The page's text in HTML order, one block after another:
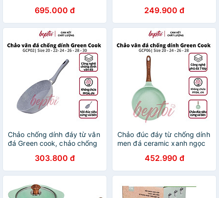
1.2L-Hàng chính hãng
695.000 đ 249.900 đ
Chảo chống dính đáy từ vân
đá Green cook, chảo chống
303.800 đ
Chảo đúc đáy từ chống dính
men đá ceramic xanh ngọc
24-26-28 cm công nghệ
Hàn Quốc
452.990 đ